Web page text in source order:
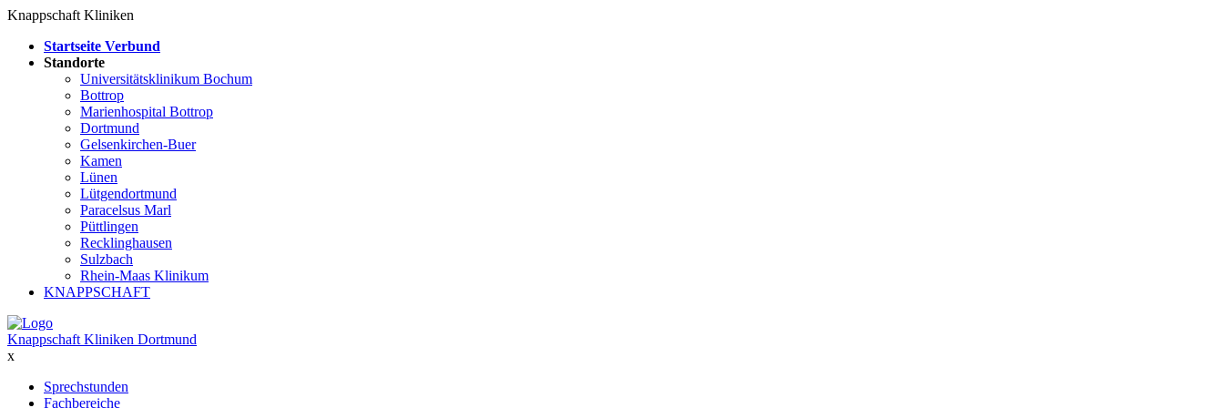
Knappschaft Kliniken
Startseite Verbund
Standorte
Universitätsklinikum Bochum
Bottrop
Marienhospital Bottrop
Dortmund
Gelsenkirchen-Buer
Kamen
Lünen
Lütgendortmund
Paracelsus Marl
Püttlingen
Recklinghausen
Sulzbach
Rhein-Maas Klinikum
KNAPPSCHAFT
Knappschaft Kliniken Dortmund
x
Sprechstunden
Fachbereiche